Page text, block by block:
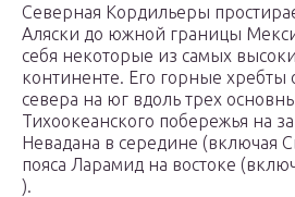
Северная Кордильеры
Аляски до южной границы
себя некоторые из самых
континенте. Его горные хребты
севера на юг вдоль трех
Тихоокеанского побережья на
Невадана в середине (включая
пояса Ларамид на востоке
).